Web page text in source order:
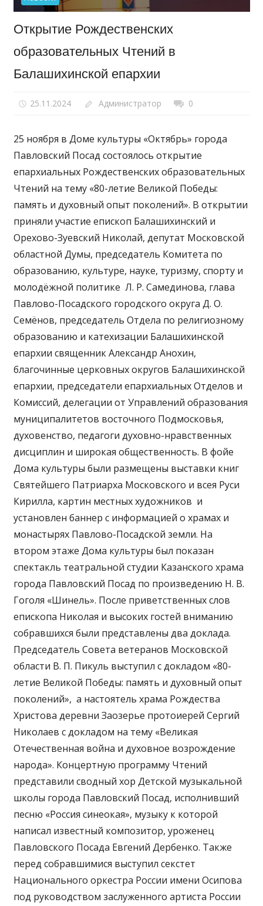
Открытие Рождественских
образовательных Чтений в
Балашихинской епархии
25.11.2024 Администратор 0
25 ноября в Доме культуры «Октябрь» города
Павловский Посад состоялось открытие
епархиальных Рождественских образовательных
Чтений на тему «80-летие Великой Победы:
память и духовный опыт поколений». В открытии
приняли участие епископ Балашихинский и
Орехово-Зуевский Николай, депутат Московской
областной Думы, председатель Комитета по
образованию, культуре, науке, туризму, спорту и
молодёжной политике Л. Р. Самединова, глава
Павлово-Посадского городского округа Д. О.
Семёнов, председатель Отдела по религиозному
образованию и катехизации Балашихинской
епархии священник Александр Анохин,
благочинные церковных округов Балашихинской
епархии, председатели епархиальных Отделов и
Комиссий, делегации от Управлений образования
муниципалитетов восточного Подмосковья,
духовенство, педагоги духовно-нравственных
дисциплин и широкая общественность. В фойе
Дома культуры были размещены выставки книг
Святейшего Патриарха Московского и всея Руси
Кирилла, картин местных художников и
установлен баннер с информацией о храмах и
монастырях Павлово-Посадской земли. На
втором этаже Дома культуры был показан
спектакль театральной студии Казанского храма
города Павловский Посад по произведению Н. В.
Гоголя «Шинель». После приветственных слов
епископа Николая и высоких гостей вниманию
собравшихся были представлены два доклада.
Председатель Совета ветеранов Московской
области В. П. Пикуль выступил с докладом «80-
летие Великой Победы: память и духовный опыт
поколений», а настоятель храма Рождества
Христова деревни Заозерье протоиерей Сергий
Николаев с докладом на тему «Великая
Отечественная война и духовное возрождение
народа». Концертную программу Чтений
представили сводный хор Детской музыкальной
школы города Павловский Посад, исполнивший
песню «Россия синеокая», музыку к которой
написал известный композитор, уроженец
Павловского Посада Евгений Дербенко. Также
перед собравшимися выступил секстет
Национального оркестра России имени Осипова
под руководством заслуженного артиста России